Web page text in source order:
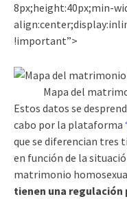
8px;height:40px;min-
!important”>
Mapa del
Estos datos se
cabo por la plataforma
que se diferencian tres
en función de la
matrimonio
tienen una